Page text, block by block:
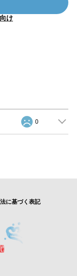
け
0
に基づく表記